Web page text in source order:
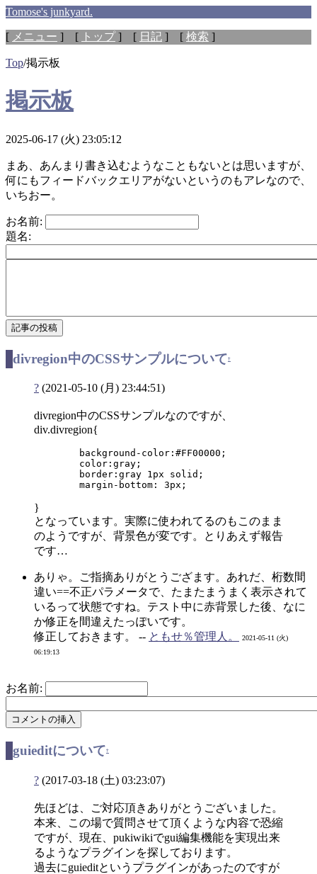
Tomose's junkyard.
[ メニュー ] [ トップ] [ 日記 ] [ 検索 ]
Top/掲示板
掲示板
2025-06-17 (火) 23:05:12
まあ、あんまり書き込むようなこともないとは思いますが、
何にもフィードバックエリアがないというのもアレなので、
いちおー。
お名前:
題名:
divregion中のCSSサンプルについて†
? (2021-05-10 (月) 23:44:51)
divregion中のCSSサンプルなのですが、
div.divregion{
	margin-bottom: 3px;
}
となっています。実際に使われてるのもこのまま
のようですが、背景色が変です。とりあえず報告
です…
ありゃ。ご指摘ありがとうござます。あれだ、桁数間
違い==不正パラメータで、たまたまうまく表示されて
いるって状態ですね。テスト中に赤背景した後、なに
か修正を間違えたっぽいです。
修正しておきます。 -- ともせ％管理人。
2021-05-11 (火)
06:19:13
お名前:
guieditについて†
? (2017-03-18 (土) 03:23:07)
先ほどは、ご対応頂きありがとうございました。
本来、この場で質問させて頂くような内容で恐縮
ですが、現在、pukiwikiでgui編集機能を実現出来
るようなプラグインを探しております。
過去にguieditというプラグインがあったのですが